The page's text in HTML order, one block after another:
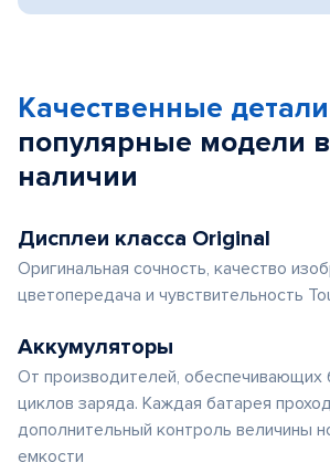
Качественные детали
популярные модели
наличии
Дисплеи класса Original
Оригинальная сочность, качество
цветопередача и чувствительность
Аккумуляторы
От производителей, обеспечивающих
циклов заряда. Каждая батарея
дополнительный контроль величины
емкости